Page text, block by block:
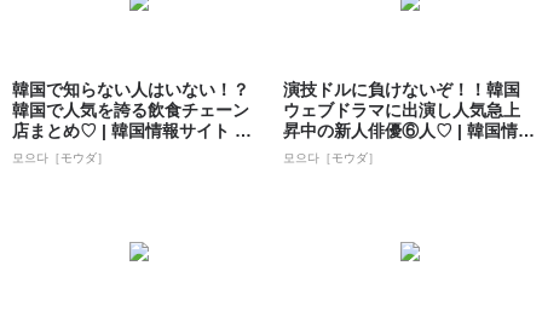
韓国で知らない人はいない！？
韓国で人気を誇る飲食チェーン
店まとめ♡ | 韓国情報サイト 모
으다［モ...
모으다［モウダ］
演技ドルに負けないぞ！！韓国
ウェブドラマに出演し人気急上
昇中の新人俳優⑥人♡ | 韓国情報
サイト ...
모으다［モウダ］